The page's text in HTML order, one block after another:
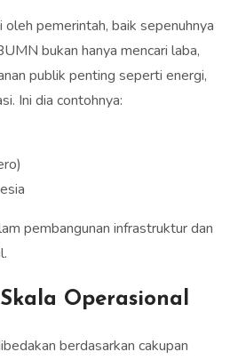
pemerintah, baik sepenuhnya
bukan hanya mencari laba,
publik penting seperti energi,
Ini dia contohnya:
pembangunan infrastruktur dan
Operasional
berdasarkan cakupan